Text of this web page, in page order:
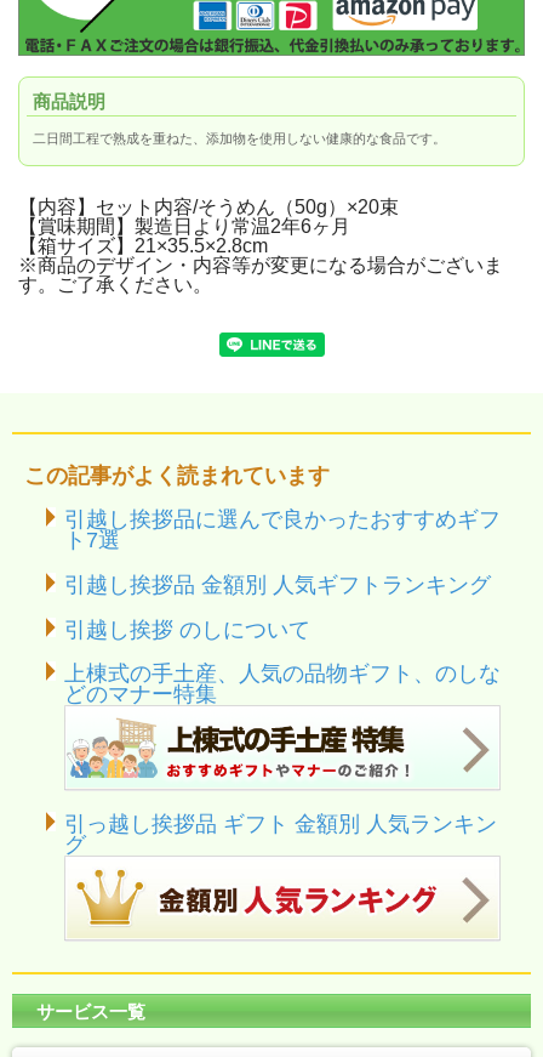
商品説明
二日間工程で熟成を重ねた、添加物を使用しない健康的な食品です。
【内容】セット内容/そうめん（50g）×20束
【賞味期間】製造日より常温2年6ヶ月
【箱サイズ】21×35.5×2.8cm
※商品のデザイン・内容等が変更になる場合がございま
す。ご了承ください。
この記事がよく読まれています
引越し挨拶品に選んで良かったおすすめギフ
ト7選
引越し挨拶品 金額別 人気ギフトランキング
引越し挨拶 のしについて
上棟式の手土産、人気の品物ギフト、のしな
どのマナー特集
引っ越し挨拶品 ギフト 金額別 人気ランキン
グ
サービス一覧